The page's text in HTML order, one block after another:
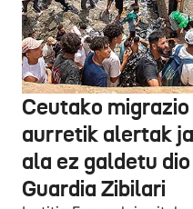
Ceutako migrazio
aurretik alertak
ala ez galdetu dio
Guardia Zibilari